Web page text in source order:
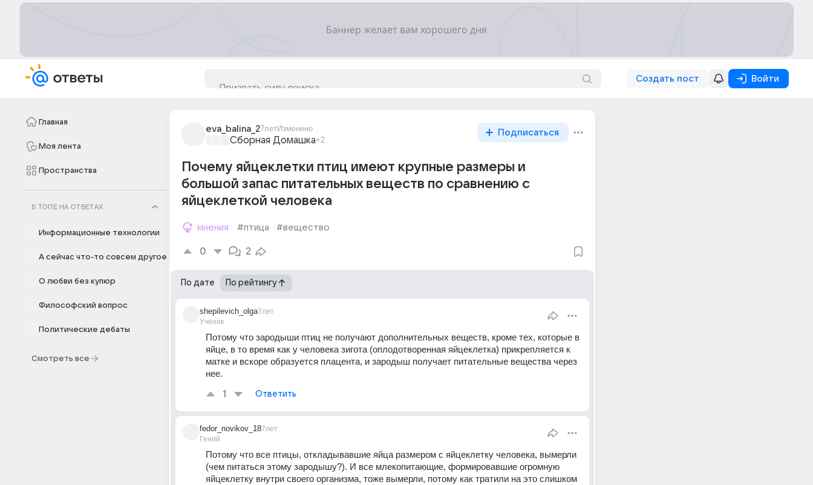
Создать пост Войти
Главная
Моя лента
Пространства
В ТОПЕ НА ОТВЕТАХ
Информационные технологии
А сейчас что-то совсем другое
О любви без купюр
Философский вопрос
Политические дебаты
Смотреть все
eva_balina_27летИзменено
Сборная Домашка+2
Подписаться
Почему яйцеклетки птиц имеют крупные размеры и
большой запас питательных веществ по сравнению с
яйцеклеткой человека
мнения #птица #вещество
0 2
По дате По рейтингу
shepilevich_olga
Ученик
7лет
Потому что зародыши птиц не получают дополнительных веществ, кроме тех, которые в
яйце, в то время как у человека зигота (оплодотворенная яйцеклетка) прикрепляется к
матке и вскоре образуется плацента, и зародыш получает питательные вещества через
нее.
1 Ответить
fedor_novikov_18
Гений
7лет
Потому что все птицы, откладывавшие яйца размером с яйцеклетку человека, вымерли
(чем питаться этому зародышу?). И все млекопитающие, формировавшие огромную
яйцеклетку внутри своего организма, тоже вымерли, потому как тратили на это слишком